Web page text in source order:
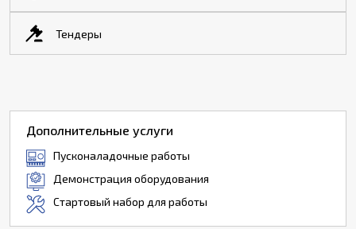
Тендеры
Дополнительные услуги
Пусконаладочные работы
Демонстрация оборудования
Стартовый набор для работы